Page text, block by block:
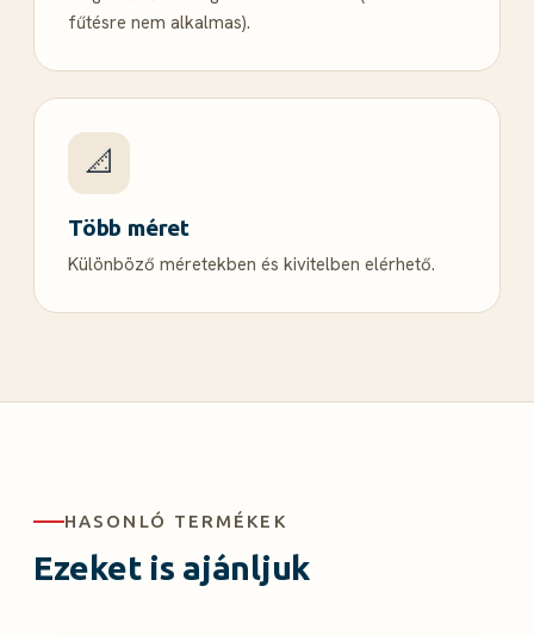
fűtésre nem alkalmas).
📐
Több méret
Különböző méretekben és kivitelben elérhető.
HASONLÓ TERMÉKEK
Ezeket is ajánljuk